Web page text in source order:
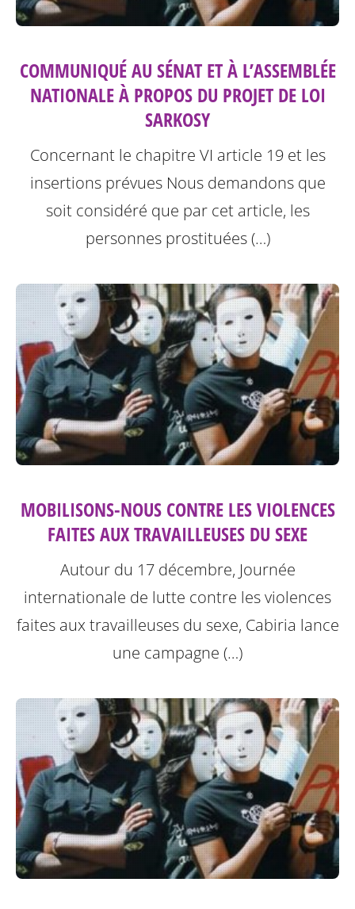
COMMUNIQUÉ AU SÉNAT ET À L’ASSEMBLÉE
NATIONALE À PROPOS DU PROJET DE LOI
SARKOSY
Concernant le chapitre VI article 19 et les
insertions prévues Nous demandons que
soit considéré que par cet article, les
personnes prostituées (…)
MOBILISONS-NOUS CONTRE LES VIOLENCES
FAITES AUX TRAVAILLEUSES DU SEXE
Autour du 17 décembre, Journée
internationale de lutte contre les violences
faites aux travailleuses du sexe, Cabiria lance
une campagne (…)